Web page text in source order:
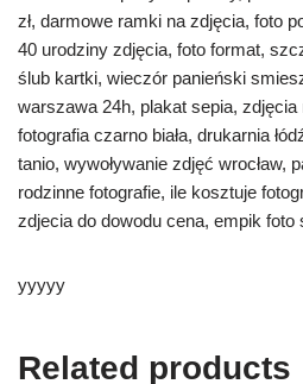
zł, darmowe ramki na zdjęcia, foto
40 urodziny zdjęcia, foto format,
ślub kartki, wieczór panieński
warszawa 24h, plakat sepia,
fotografia czarno biała, drukarnia
tanio, wywoływanie zdjęć wrocław,
rodzinne fotografie, ile kosztuje
zdjecia do dowodu cena, empik foto
yyyyy
Related products